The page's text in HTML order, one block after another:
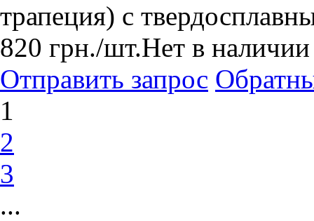
трапеция) с
820 грн./шт.Нет в наличии
Отправить запрос
1
2
3
...